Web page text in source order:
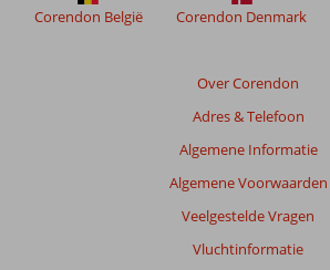
Over Corendon
Adres & Telefoon
Algemene Informatie
Algemene Voorwaarden
Veelgestelde Vragen
Vluchtinformatie
Corendon België Corendon Denmark